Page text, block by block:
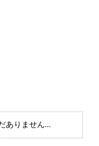
ありません...